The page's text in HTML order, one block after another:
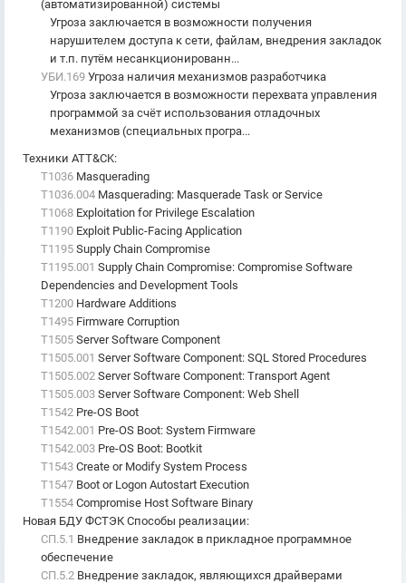
(автоматизированной) системы
Угроза заключается в возможности получения
нарушителем доступа к сети, файлам, внедрения закладок
и т.п. путём несанкционированн...
УБИ.169 Угроза наличия механизмов разработчика
Угроза заключается в возможности перехвата управления
программой за счёт использования отладочных
механизмов (специальных програ...
Техники ATT&CK:
T1036 Masquerading
T1036.004 Masquerading: Masquerade Task or Service
T1068 Exploitation for Privilege Escalation
T1190 Exploit Public-Facing Application
T1195 Supply Chain Compromise
T1195.001 Supply Chain Compromise: Compromise Software
Dependencies and Development Tools
T1200 Hardware Additions
T1495 Firmware Corruption
T1505 Server Software Component
T1505.001 Server Software Component: SQL Stored Procedures
T1505.002 Server Software Component: Transport Agent
T1505.003 Server Software Component: Web Shell
T1542 Pre-OS Boot
T1542.001 Pre-OS Boot: System Firmware
T1542.003 Pre-OS Boot: Bootkit
T1543 Create or Modify System Process
T1547 Boot or Logon Autostart Execution
T1554 Compromise Host Software Binary
Новая БДУ ФСТЭК Способы реализации:
СП.5.1 Внедрение закладок в прикладное программное
обеспечение
СП.5.2 Внедрение закладок, являющихся драйверами